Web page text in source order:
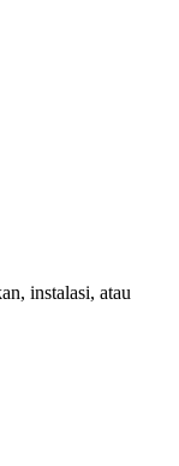
instalasi, atau